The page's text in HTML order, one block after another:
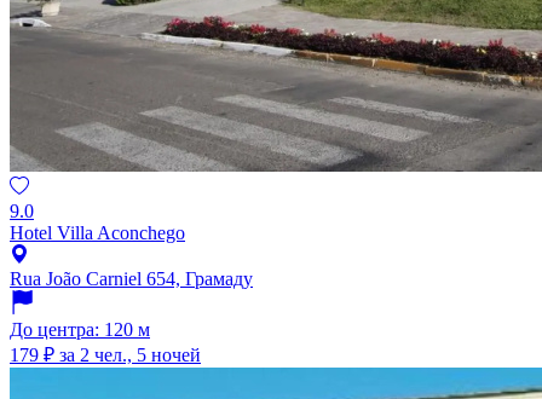
9.0
Hotel Villa Aconchego
Rua João Carniel 654, Грамаду
До центра: 120 м
179 ₽ за 2 чел., 5 ночей